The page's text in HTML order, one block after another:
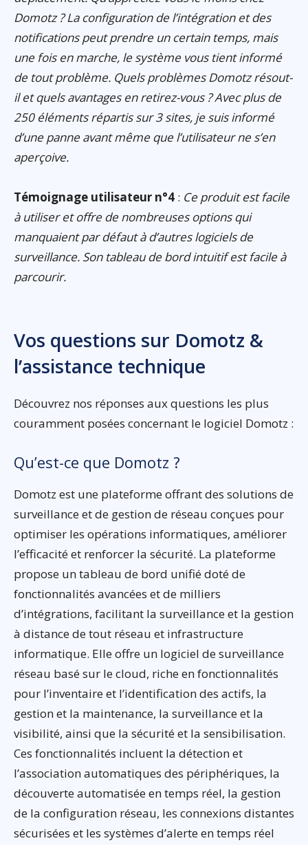
Domotz ? La configuration de l’intégration et des
notifications peut prendre un certain temps, mais
une fois en marche, le système vous tient informé
de tout problème. Quels problèmes Domotz résout-
il et quels avantages en retirez-vous ? Avec plus de
250 éléments répartis sur 3 sites, je suis informé
d’une panne avant même que l’utilisateur ne s’en
aperçoive.
Témoignage utilisateur n°4 : Ce produit est facile
à utiliser et offre de nombreuses options qui
manquaient par défaut à d’autres logiciels de
surveillance. Son tableau de bord intuitif est facile à
parcourir.
Vos questions sur Domotz &
l’assistance technique
Découvrez nos réponses aux questions les plus
couramment posées concernant le logiciel Domotz :
Qu’est-ce que Domotz ?
Domotz est une plateforme offrant des solutions de
surveillance et de gestion de réseau conçues pour
optimiser les opérations informatiques, améliorer
l’efficacité et renforcer la sécurité. La plateforme
propose un tableau de bord unifié doté de
fonctionnalités avancées et de milliers
d’intégrations, facilitant la surveillance et la gestion
à distance de tout réseau et infrastructure
informatique. Elle offre un logiciel de surveillance
réseau basé sur le cloud, riche en fonctionnalités
pour l’inventaire et l’identification des actifs, la
gestion et la maintenance, la surveillance et la
visibilité, ainsi que la sécurité et la sensibilisation.
Ces fonctionnalités incluent la détection et
l’association automatiques des périphériques, la
découverte automatisée en temps réel, la gestion
de la configuration réseau, les connexions distantes
sécurisées et les systèmes d’alerte en temps réel